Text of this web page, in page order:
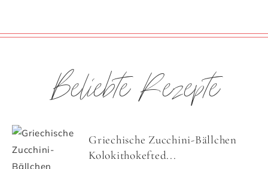
Beliebte Rezepte
Griechische Zucchini-Bällchen
Kolokithokefted...